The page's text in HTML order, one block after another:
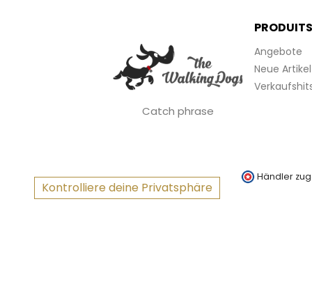
Catch phrase
PRODUITS
Angebote
Neue Artikel
Kontrolliere deine Privatsphäre
Händler